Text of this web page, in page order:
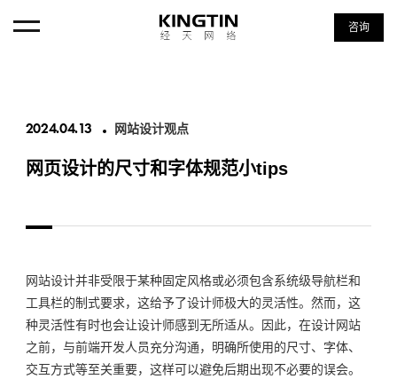
咨询
ABOUT・经天
NEWS・新闻资讯
NEWS・新闻资讯
CASE・设计案例
2024.04.13 网站设计观点
网页设计的尺寸和字体规范小tips
网站设计并非受限于某种固定风格或必须包含系统级导航栏和
工具栏的制式要求，这给予了设计师极大的灵活性。然而，这
种灵活性有时也会让设计师感到无所适从。因此，在设计网站
之前，与前端开发人员充分沟通，明确所使用的尺寸、字体、
交互方式等至关重要，这样可以避免后期出现不必要的误会。